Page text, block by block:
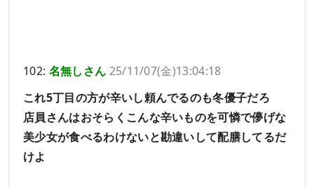
102: 名無しさん 25/11/07(金)13:04:18
これ5丁目の方が辛いし頼んでるのも冬優子だろ
店員さんはおそらくこんな辛いものを可憐で儚げな
美少女が食べるわけないと勘違いして配膳してるだ
けよ